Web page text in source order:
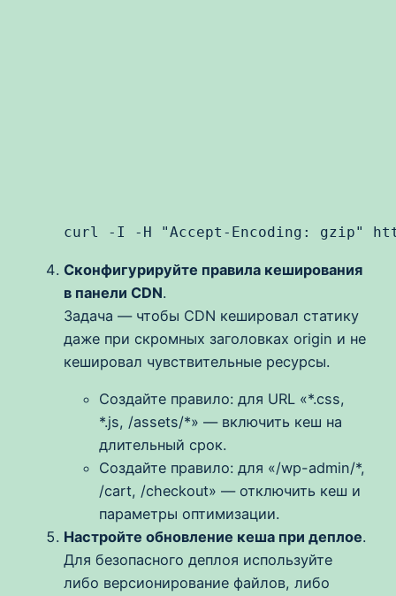
curl -I -H "Accept-Encoding: gzip"
Сконфигурируйте правила кеширования
в панели CDN.
Задача — чтобы CDN кешировал статику
даже при скромных заголовках origin и не
кешировал чувствительные ресурсы.
Создайте правило: для URL «*.css,
*.js, /assets/*» — включить кеш на
длительный срок.
Создайте правило: для «/wp-admin/*,
/cart, /checkout» — отключить кеш и
параметры оптимизации.
Настройте обновление кеша при деплое.
Для безопасного деплоя используйте
либо версионирование файлов, либо